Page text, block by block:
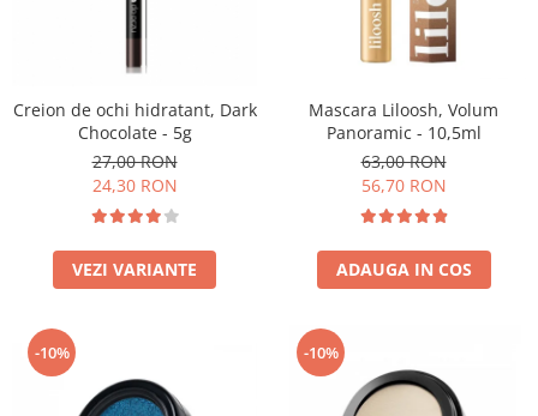
Creion de ochi hidratant, Dark
Chocolate - 5g
27,00 RON
24,30 RON
VEZI VARIANTE
Mascara Liloosh, Volum
Panoramic - 10,5ml
63,00 RON
56,70 RON
ADAUGA IN COS
-10% -10%